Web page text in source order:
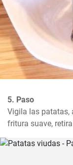
5. Paso
Vigila las patatas,
fritura suave,